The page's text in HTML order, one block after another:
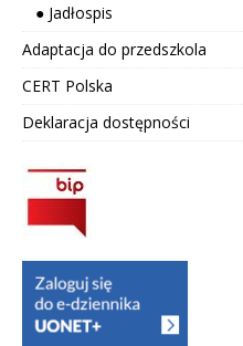
● Jadłospis
Adaptacja do przedszkola
CERT Polska
Deklaracja dostępności